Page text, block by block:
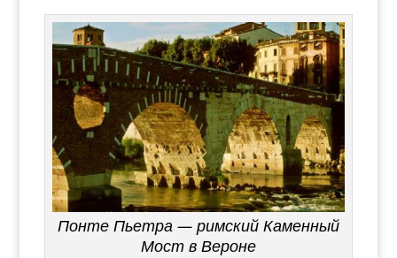
Понте Пьетра — римский Каменный
Мост в Вероне